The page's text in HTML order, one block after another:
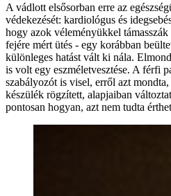
A vádlott elsősorban erre az
védekezését: kardiológus és
hogy azok véleményükkel
fejére mért ütés - egy korábban
különleges hatást vált ki nála.
is volt egy eszméletvesztése. A férfi
szabályozót is visel, erről azt
készülék rögzített, alapjaiban
pontosan hogyan, azt nem tudta